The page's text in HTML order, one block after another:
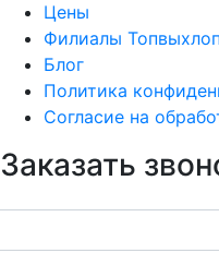
Цены
Филиалы
Блог
Политика
Согласие на
Заказать